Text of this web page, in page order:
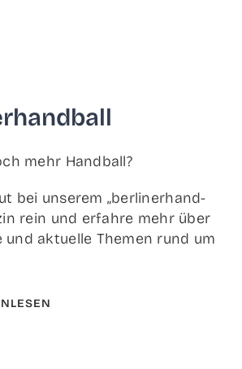
mehr Handball?
bei unse­rem „ber­li­ner­hand­
rein und erfah­re mehr über
und aktu­el­le The­men rund um